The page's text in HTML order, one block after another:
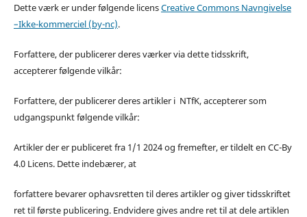
Dette værk er under følgende licensCreative Commons Navngivelse
–Ikke-kommerciel (by-nc).
Forfattere, der publicerer deres værker via dette tidsskrift,
accepterer følgende vilkår:
Forfattere, der publicerer deres artikler i NTfK, accepterer som
udgangspunkt følgende vilkår:
Artikler der er publiceret fra 1/1 2024 og fremefter, er tildelt en CC-By
4.0 Licens. Dette indebærer, at
forfattere bevarer ophavsretten til deres artikler og giver tidsskriftet
ret til første publicering. Endvidere gives andre ret til at dele artiklen